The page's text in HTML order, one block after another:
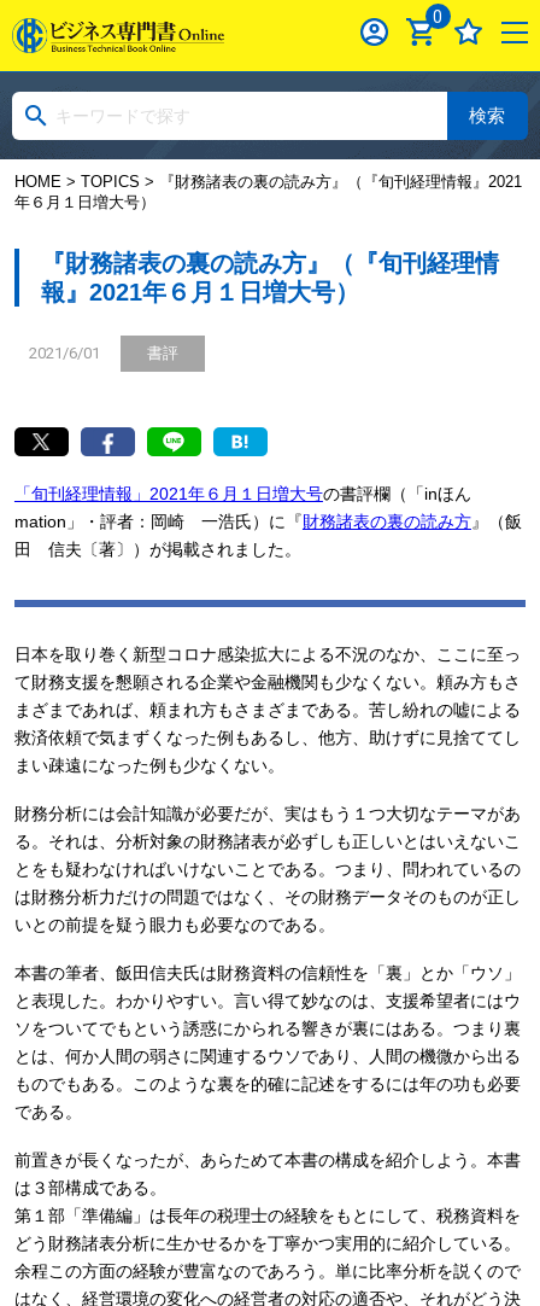
0
検索
HOME> TOPICS > 『財務諸表の裏の読み方』（『旬刊経理情報』2021
年６月１日増大号）
『財務諸表の裏の読み方』（『旬刊経理情
報』2021年６月１日増大号）
2021/6/01 書評
「旬刊経理情報」2021年６月１日増大号の書評欄（「inほん
mation」・評者：岡崎 一浩氏）に『財務諸表の裏の読み方』（飯
田 信夫〔著〕）が掲載されました。
日本を取り巻く新型コロナ感染拡大による不況のなか、ここに至っ
て財務支援を懇願される企業や金融機関も少なくない。頼み方もさ
まざまであれば、頼まれ方もさまざまである。苦し紛れの嘘による
救済依頼で気まずくなった例もあるし、他方、助けずに見捨ててし
まい疎遠になった例も少なくない。
財務分析には会計知識が必要だが、実はもう１つ大切なテーマがあ
る。それは、分析対象の財務諸表が必ずしも正しいとはいえないこ
とをも疑わなければいけないことである。つまり、問われているの
は財務分析力だけの問題ではなく、その財務データそのものが正し
いとの前提を疑う眼力も必要なのである。
本書の筆者、飯田信夫氏は財務資料の信頼性を「裏」とか「ウソ」
と表現した。わかりやすい。言い得て妙なのは、支援希望者にはウ
ソをついてでもという誘惑にかられる響きが裏にはある。つまり裏
とは、何か人間の弱さに関連するウソであり、人間の機微から出る
ものでもある。このような裏を的確に記述をするには年の功も必要
である。
前置きが長くなったが、あらためて本書の構成を紹介しよう。本書
は３部構成である。
第１部「準備編」は長年の税理士の経験をもとにして、税務資料を
どう財務諸表分析に生かせるかを丁寧かつ実用的に紹介している。
余程この方面の経験が豊富なのであろう。単に比率分析を説くので
はなく、経営環境の変化への経営者の対応の適否や、それがどう決